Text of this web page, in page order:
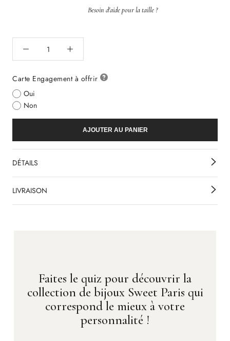
Besoin d'aide pour la taille ?
Carte Engagement à offrir
Oui
Non
AJOUTER AU PANIER
DÉTAILS
LIVRAISON
Faites le quiz pour découvrir la
collection de bijoux Sweet Paris qui
correspond le mieux à votre
personnalité !